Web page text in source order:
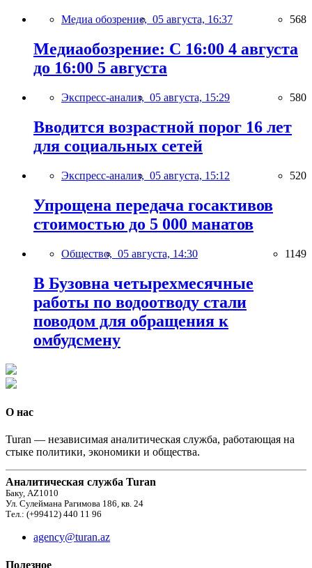
Медиа обозрение, 05 августа, 16:37 568
Медиаобозрение: С 16:00 4 августа
до 16:00 5 августа
Экспресс-анализ, 05 августа, 15:29 580
Вводится возрастной порог 16 лет
для социальных сетей
Экспресс-анализ, 05 августа, 15:12 520
Упрощена передача госактивов
стоимостью до 5 000 манатов
Общество, 05 августа, 14:30 1149
В Бузовна четырехмесячные
работы по водоотводу стали
поводом для обращения к
омбудсмену
О нас
Turan — независимая аналитическая служба, работающая на
стыке политики, экономики и общества.
Аналитическая служба Turan
Баку, AZ1010
Ул. Сулеймана Рагимова 186, кв. 24
Тел.: (+99412) 440 11 96
agency@turan.az
Полезное